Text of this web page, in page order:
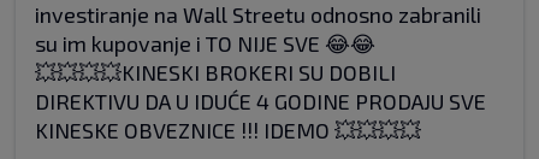
investiranje na Wall Streetu odnosno zabranili
su im kupovanje i TO NIJE SVE 😂😂
💥💥💥💥KINESKI BROKERI SU DOBILI
DIREKTIVU DA U IDUĆE 4 GODINE PRODAJU SVE
KINESKE OBVEZNICE !!! IDEMO 💥💥💥💥